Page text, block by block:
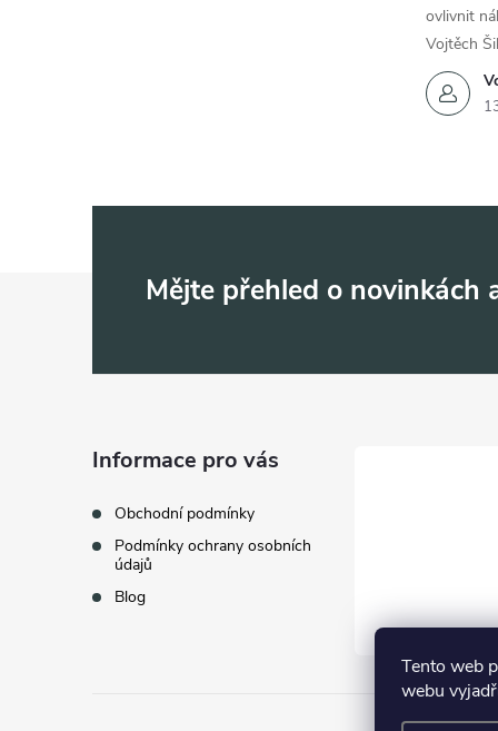
Tento web
webu
ovlivnit
Vojtěch
Mějte přehled o novinkách
Informace pro vás
Obchodní podmínky
Podmínky ochrany osobních
údajů
Blog